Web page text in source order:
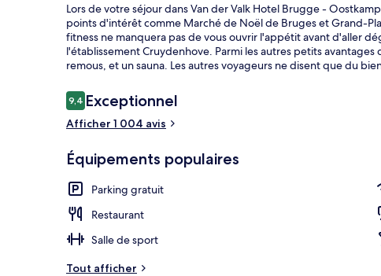
Lors de votre séjour dans Van der Valk Hotel Brugge -
points d'intérêt comme Marché de Noël de Bruges et Grand-
fitness ne manquera pas de vous ouvrir l'appétit avant d'aller
l'établissement Cruydenhove. Parmi les autres petits
remous, et un sauna. Les autres voyageurs ne disent que du
Avis
voyageurs
9,49,4 sur 10
Exceptionnel
Afficher 1 004 avis
Équipements populaires
Parking gratuit
Restaurant
Salle de sport
Tout afficher